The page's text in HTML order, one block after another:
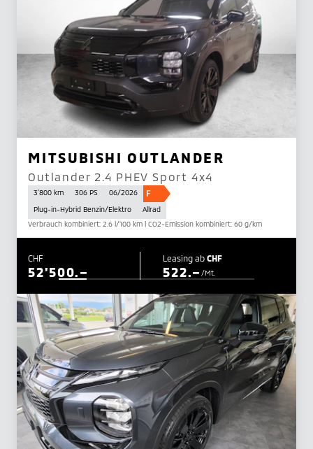
MITSUBISHI OUTLANDER
Outlander 2.4 PHEV Sport 4x4
3'800 km 306 PS 06/2026 F
Plug-in-Hybrid Benzin/Elektro
Allrad
Verbrauch kombiniert: 2.6 l/100 km | CO2-Emission kombiniert: 60 g/km
CHF
52'500.–
Leasing abCHF
522.–/Mt.